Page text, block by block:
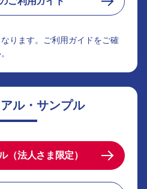
なります。ご利用ガイドをご確
ル・サンプル
（法人さま限定）